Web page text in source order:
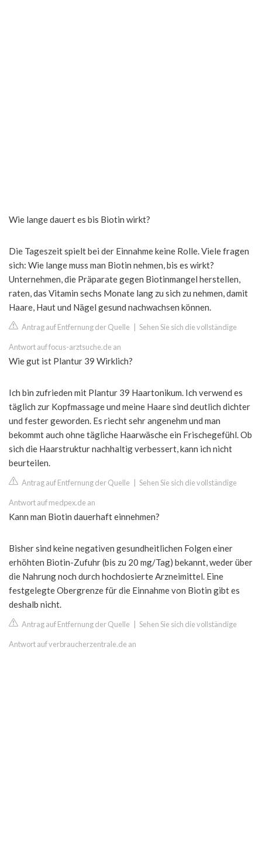
Wie lange dauert es bis Biotin wirkt?
Die Tageszeit spielt bei der Einnahme keine Rolle. Viele fragen
sich: Wie lange muss man Biotin nehmen, bis es wirkt?
Unternehmen, die Präparate gegen Biotinmangel herstellen,
raten, das Vitamin sechs Monate lang zu sich zu nehmen, damit
Haare, Haut und Nägel gesund nachwachsen können.
Antrag auf Entfernung der Quelle Sehen Sie sich die vollständige
Antwort auf focus-arztsuche.de an
Wie gut ist Plantur 39 Wirklich?
Ich bin zufrieden mit Plantur 39 Haartonikum. Ich verwend es
täglich zur Kopfmassage und meine Haare sind deutlich dichter
und fester geworden. Es riecht sehr angenehm und man
bekommt auch ohne tägliche Haarwäsche ein Frischegefühl. Ob
sich die Haarstruktur nachhaltig verbessert, kann ich nicht
beurteilen.
Antrag auf Entfernung der Quelle Sehen Sie sich die vollständige
Antwort auf medpex.de an
Kann man Biotin dauerhaft einnehmen?
Bisher sind keine negativen gesundheitlichen Folgen einer
erhöhten Biotin-Zufuhr (bis zu 20 mg/Tag) bekannt, weder über
die Nahrung noch durch hochdosierte Arzneimittel. Eine
festgelegte Obergrenze für die Einnahme von Biotin gibt es
deshalb nicht.
Antrag auf Entfernung der Quelle Sehen Sie sich die vollständige
Antwort auf verbraucherzentrale.de an